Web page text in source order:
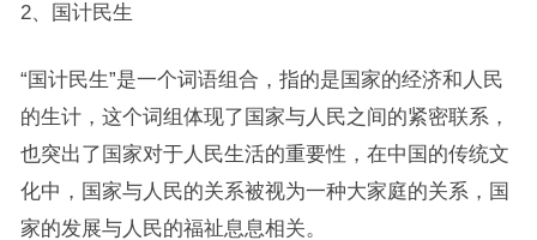
2、国计民生
“国计民生”是一个词语组合，指的是国家的经济和人民
的生计，这个词组体现了国家与人民之间的紧密联系，
也突出了国家对于人民生活的重要性，在中国的传统文
化中，国家与人民的关系被视为一种大家庭的关系，国
家的发展与人民的福祉息息相关。